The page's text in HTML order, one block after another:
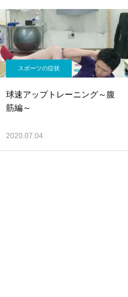
スポーツの症状
球速アップトレーニング～腹
筋編～
2020.07.04